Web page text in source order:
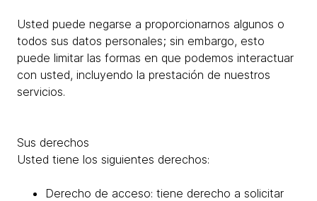
Usted puede negarse a proporcionarnos algunos o
todos sus datos personales; sin embargo, esto
puede limitar las formas en que podemos interactuar
con usted, incluyendo la prestación de nuestros
servicios.
Sus derechos
Usted tiene los siguientes derechos:
Derecho de acceso: tiene derecho a solicitar